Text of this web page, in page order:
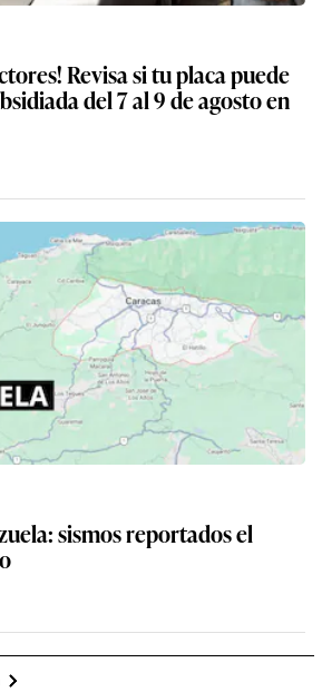
Revisa si tu placa puede
del 7 al 9 de agosto en
sismos reportados el